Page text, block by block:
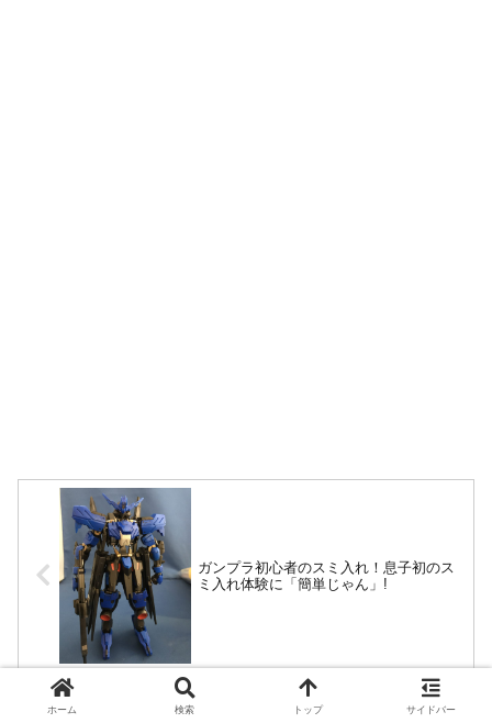
ガンプラ初心者のスミ入れ！息子初のス
ミ入れ体験に「簡単じゃん」!
ホーム 検索 トップ サイドバー